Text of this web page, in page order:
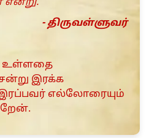
என்று.
- திருவள்ளுவர்
உள்ளதை
இரக்க
எல்லோரையும்